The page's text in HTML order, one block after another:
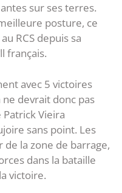
sur ses terres.
posture, ce
RCS depuis sa
français.
avec 5 victoires
devrait donc pas
Vieira
sans point. Les
de la zone de barrage,
dans la bataille
victoire.